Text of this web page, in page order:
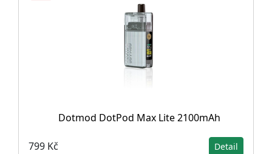
Dotmod DotPod Max Lite 2100mAh
799 Kč Detail